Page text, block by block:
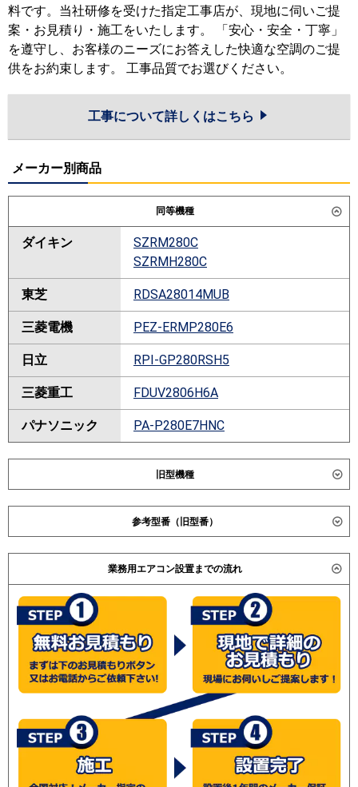
料です。当社研修を受けた指定工事店が、現地に伺いご提
案・お見積り・施工をいたします。 「安心・安全・丁寧」
を遵守し、お客様のニーズにお答えした快適な空調のご提
供をお約束します。 工事品質でお選びください。
工事について詳しくはこちら
メーカー別商品
同等機種
ダイキン
SZRM280C
SZRMH280C
東芝 RDSA28014MUB
三菱電機 PEZ-ERMP280E6
日立 RPI-GP280RSH5
三菱重工 FDUV2806H6A
パナソニック PA-P280E7HNC
旧型機種
ダイキン
SZZM280CJ
SZRM280B
SZRMH280B
SZZMH280CJ
SZRMH280A
SZRM280BA
SZRMH280BB
SZRMH280BA
東芝
ADSA28017M
ADSA28017MU
RDSA28013MUB
ADSA28027MU
三菱電機
PEZ-ERP280BV
参考型番（旧型番）
ダイキン SZZM280CF / SZZMH280CD / SZYM280CB /
SZYMH280CB / 三菱重工 FDUVP2804HAG3AG /
FDUVP2803HAG3AG / 日立 RPI-AP280SHPC / RPI-
AP280SH3 / 三菱電機 PEZ-ERP280BK / PEZ-ERP280BE
/ 三菱重工 FDUVP2803HG3G / 三菱電機 PEZ-ERP280BD
(こちらの型番は参考です。メーカーや仕様によって価格
は異なります。旧型番は在庫切れの可能性がございま
業務用エアコン設置までの流れ